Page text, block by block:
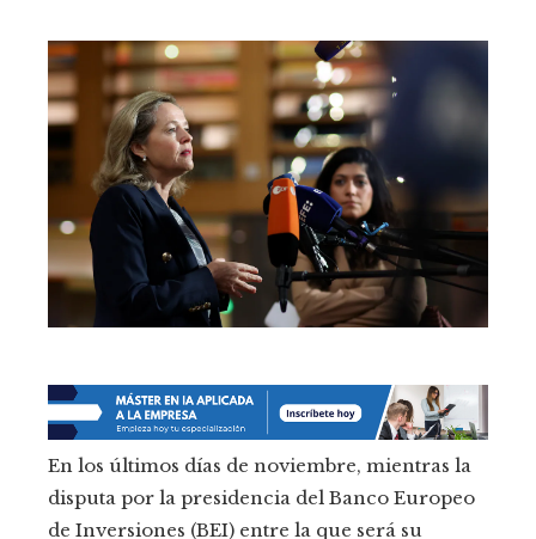
En los últimos días de noviembre, mientras la
disputa por la presidencia del Banco Europeo
de Inversiones (BEI) entre la que será su